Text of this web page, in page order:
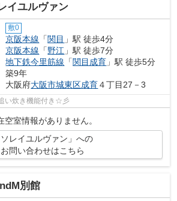
イユルヴァン
敷0
京阪本線 「関目 」駅 徒歩4分
京阪本線 「野江 」駅 徒歩7分
地下鉄今里筋線 「関目成育 」駅 徒歩5分
築9年
大阪府大阪市城東区成育４丁目27－3
い炊き機能付き☆彡
空室情報がありません。
ソレイユルヴァン」への
お問い合わせはこちら
別館